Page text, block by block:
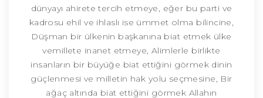
dünyayı ahirete tercih etmeye, eğer bu parti ve
kadrosu ehil ve ihlaslı ise ümmet olma bilincine,
Düşman bir ülkenin başkanına biat etmek ülke
vemillete inanet etmeye, Alimlerle birlikte
insanların bir büyüğe biat ettiğini görmek dinin
güçlenmesi ve milletin hak yolu seçmesine, Bir
ağaç altında biat ettiğini görmek Allahın